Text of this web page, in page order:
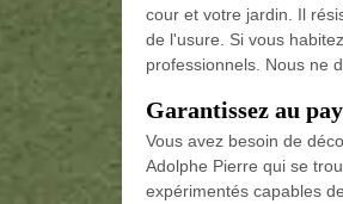
cour et votre jardin. Il
de l'usure. Si vous
professionnels. Nous ne
Garantissez au
Vous avez besoin de
Adolphe Pierre qui se
expérimentés capables